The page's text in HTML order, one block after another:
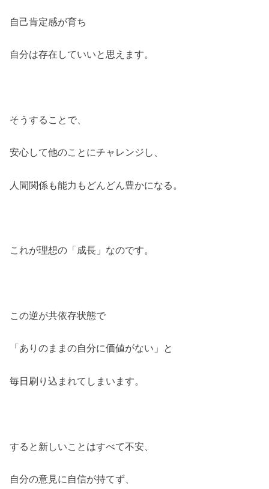
自己肯定感が育ち
自分は存在していいと思えます。
そうすることで、
安心して他のことにチャレンジし、
人間関係も能力もどんどん豊かになる。
これが理想の「成長」なのです。
この逆が共依存状態で
「ありのままの自分に価値がない」と
毎日刷り込まれてしまいます。
すると新しいことはすべて不安、
自分の意見に自信が持てず、